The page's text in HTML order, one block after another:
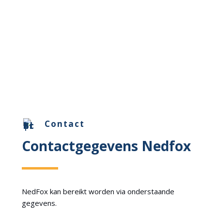
Contact
Contactgegevens Nedfox
NedFox kan bereikt worden via onderstaande
gegevens.